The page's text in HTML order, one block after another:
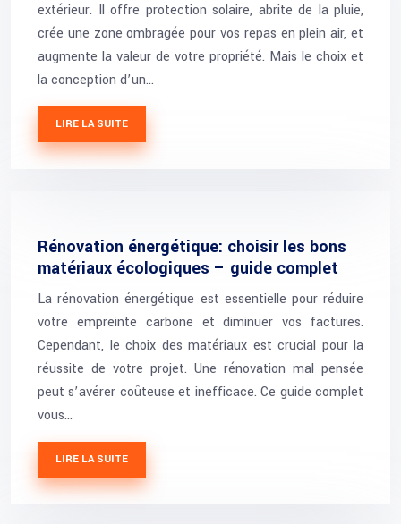
extérieur. Il offre protection solaire, abrite de la pluie,
crée une zone ombragée pour vos repas en plein air, et
augmente la valeur de votre propriété. Mais le choix et
la conception d’un…
LIRE LA SUITE
Rénovation énergétique: choisir les bons
matériaux écologiques – guide complet
La rénovation énergétique est essentielle pour réduire
votre empreinte carbone et diminuer vos factures.
Cependant, le choix des matériaux est crucial pour la
réussite de votre projet. Une rénovation mal pensée
peut s’avérer coûteuse et inefficace. Ce guide complet
vous…
LIRE LA SUITE